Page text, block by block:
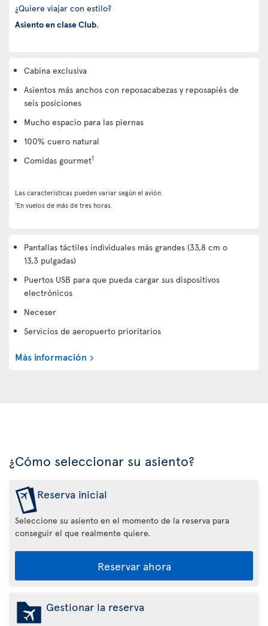
¿Quiere viajar con estilo?
Asiento en clase Club.
Cabina exclusiva
Asientos más anchos con reposacabezas y reposapiés de
seis posiciones
Mucho espacio para las piernas
100% cuero natural
Comidas gourmet1
Las características pueden variar según el avión.
1En vuelos de más de tres horas.
Pantallas táctiles individuales más grandes (33,8 cm o
13,3 pulgadas)
Puertos USB para que pueda cargar sus dispositivos
electrónicos
Neceser
Servicios de aeropuerto prioritarios
Más información
¿Cómo seleccionar su asiento?
Reserva inicial
Seleccione su asiento en el momento de la reserva para
conseguir el que realmente quiere.
Reservar ahora
Gestionar la reserva